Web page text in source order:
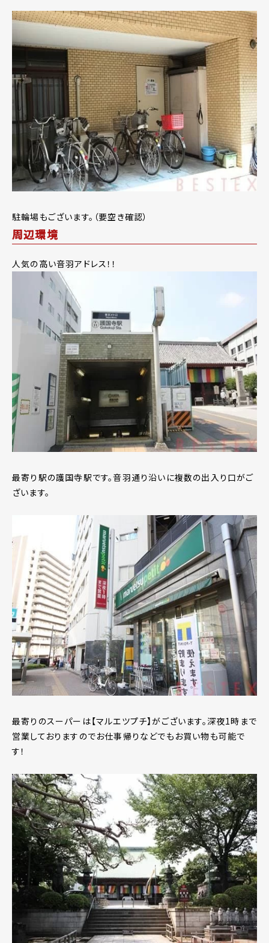
駐輪場もございます。（要空き確認）
周辺環境
人気の高い音羽アドレス！！
最寄り駅の護国寺駅です。音羽通り沿いに複数の出入り口がご
ざいます。
最寄りのスーパーは【マルエツプチ】がございます。深夜1時まで
営業しておりますのでお仕事帰りなどでもお買い物も可能で
す！